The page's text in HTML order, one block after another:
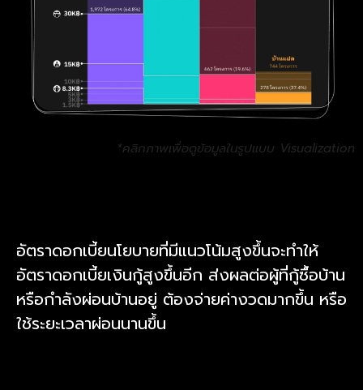
*คลิกภาพเพื่อดูข้อมูลในรูปแบบ Visualization
อัตราดอกเบี้ยนโยบายที่มีแนวโน้มสูงขึ้นจะทำให้
อัตราดอกเบี้ยเงินกู้สูงขึ้นอีก ส่งผลต่อผู้ที่กู้ซื้อบ้าน
หรือกำลังผ่อนบ้านอยู่ ต้องจ่ายค่างวดมากขึ้น หรือ
ใช้ระยะเวลาผ่อนนานขึ้น